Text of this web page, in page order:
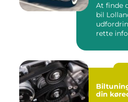
At finde
bil
rette
din